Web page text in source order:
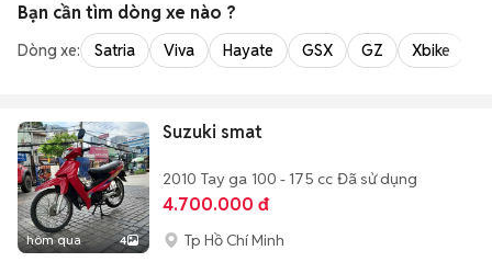
Bạn cần tìm dòng xe nào ?
Dòng xe: Satria Viva Hayate GSX GZ Xbike
hôm qua 4
Suzuki smat
2010 Tay ga 100 - 175 cc Đã sử dụng
4.700.000 đ
Tp Hồ Chí Minh